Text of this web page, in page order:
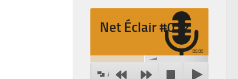
Net Éclair #012
00:00
Agrandir